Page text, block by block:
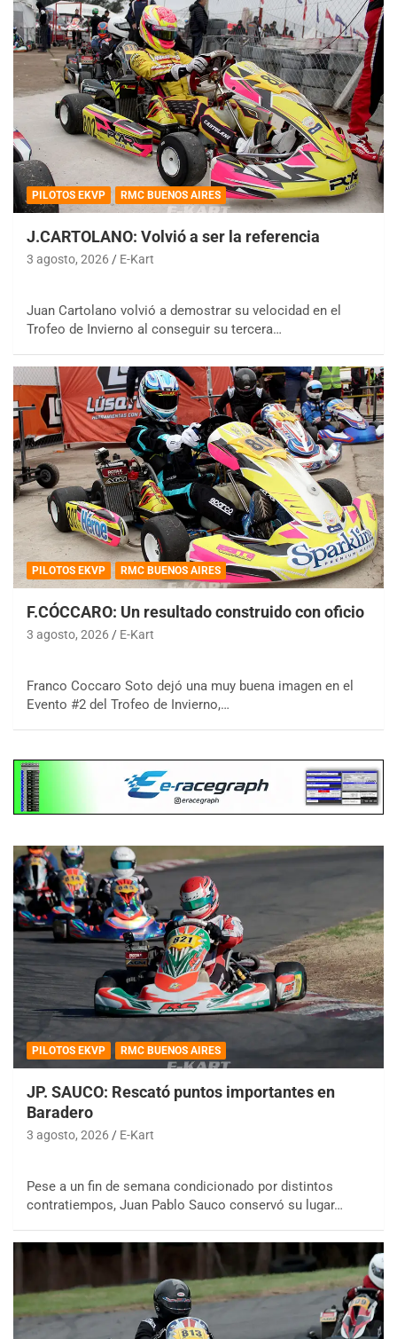
PILOTOS EKVP RMC BUENOS AIRES
J.CARTOLANO: Volvió a ser la referencia
3 agosto, 2026 E-Kart
Juan Cartolano volvió a demostrar su velocidad en el
Trofeo de Invierno al conseguir su tercera…
PILOTOS EKVP RMC BUENOS AIRES
F.CÓCCARO: Un resultado construido con oficio
3 agosto, 2026 E-Kart
Franco Coccaro Soto dejó una muy buena imagen en el
Evento #2 del Trofeo de Invierno,…
PILOTOS EKVP RMC BUENOS AIRES
JP. SAUCO: Rescató puntos importantes en
Baradero
3 agosto, 2026 E-Kart
Pese a un fin de semana condicionado por distintos
contratiempos, Juan Pablo Sauco conservó su lugar…